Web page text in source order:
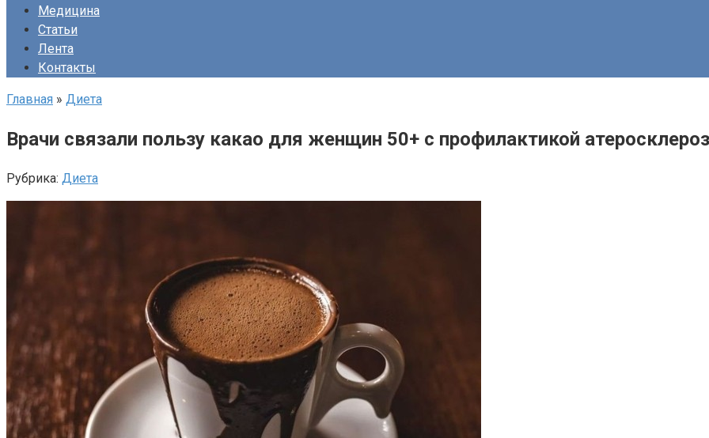
Медицина
Статьи
Лента
Контакты
Главная » Диета
Врачи связали пользу какао для женщин 50+ с профилактикой
Рубрика: Диета